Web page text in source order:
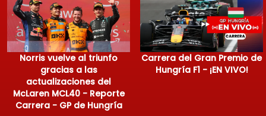
Norris vuelve al triunfo
gracias a las
actualizaciones del
McLaren MCL40 - Reporte
Carrera - GP de Hungría
Carrera del Gran Premio de
Hungría F1 - ¡EN VIVO!